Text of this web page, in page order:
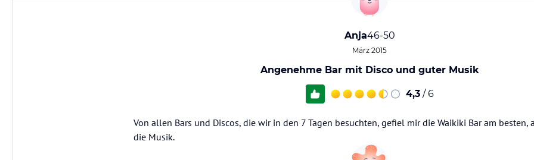
Anja46-50
März 2015
Angenehme Bar mit Disco und guter Musik
4,3 / 6
Von allen Bars und Discos, die wir in den 7 Tagen besuchten, gefiel mir die Waikiki Bar am besten,
die Musik.